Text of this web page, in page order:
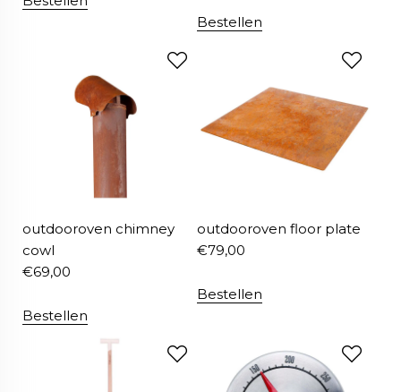
Bestellen
outdooroven chimney
cowl
€69,00
Bestellen
outdooroven floor plate
€79,00
Bestellen